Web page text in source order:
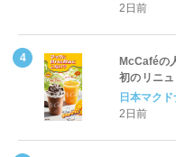
2日前
McCaféの
初のリニ
ッペ」「
開始
日本マク
2日前